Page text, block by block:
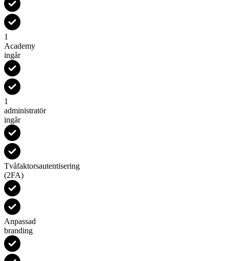
1
Academy
ingår
1
administratör
ingår
Tvåfaktorsautentisering
(2FA)
Anpassad
branding